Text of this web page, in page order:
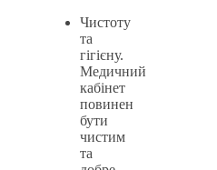
Чистоту
та
гігієну.
Медичний
кабінет
повинен
бути
чистим
та